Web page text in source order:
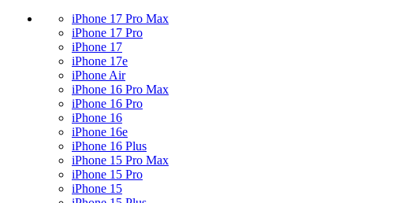
iPhone 17 Pro Max
iPhone 17 Pro
iPhone 17
iPhone 17e
iPhone Air
iPhone 16 Pro Max
iPhone 16 Pro
iPhone 16
iPhone 16e
iPhone 16 Plus
iPhone 15 Pro Max
iPhone 15 Pro
iPhone 15